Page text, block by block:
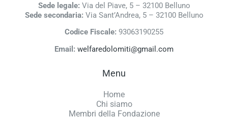
Sede legale: Via del Piave, 5 – 32100 Belluno
Sede secondaria: Via Sant’Andrea, 5 – 32100 Belluno
Codice Fiscale: 93063190255
Email: welfaredolomiti@gmail.com
Menu
Home
Chi siamo
Membri della Fondazione